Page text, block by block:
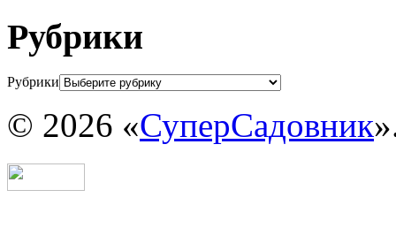
Рубрики
Рубрики
© 2026 «СуперСадовник